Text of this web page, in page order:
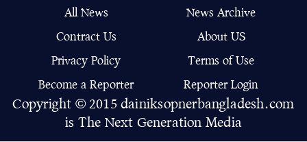
পাঁচদফা দাবিতে জামায়াতের বিক্ষোভ
সমাবেশ, জুলাই সনদের ভিত্তিতে
All News
News Archive
Contract Us
About US
Privacy Policy
Terms of Use
Become a Reporter
Reporter Login
Copyright © 2015 dainiksopnerbangladesh.com
is The Next Generation Media